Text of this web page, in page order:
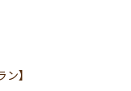
】